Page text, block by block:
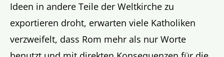
Ideen in andere Teile der Weltkirche zu
exportieren droht, erwarten viele Katholiken
verzweifelt, dass Rom mehr als nur Worte